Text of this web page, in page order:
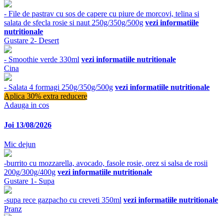
- File de pastrav cu sos de capere cu piure de morcovi, telina si
salata de sfecla rosie si naut 250g/350g/500g vezi informatiile
nutritionale
Gustare 2- Desert
- Smoothie verde 330ml vezi informatiile nutritionale
Cina
- Salata 4 formagi 250g/350g/500g vezi informatiile nutritionale
Aplica 30% extra reducere
Adauga in cos
Joi 13/08/2026
Mic dejun
-burrito cu mozzarella, avocado, fasole rosie, orez si salsa de rosii
200g/300g/400g vezi informatiile nutritionale
Gustare 1- Supa
-supa rece gazpacho cu creveti 350ml vezi informatiile nutritionale
Pranz